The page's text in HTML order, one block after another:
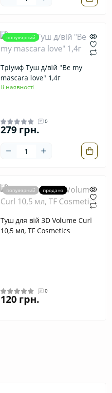
популярний
Тріумф Туш д/вій "Be my
mascara love" 1,4г
В наявності
0
279 грн.
популярний продано
Туш для вій 3D Volume Curl
10,5 мл, TF Cosmetics
0
120 грн.